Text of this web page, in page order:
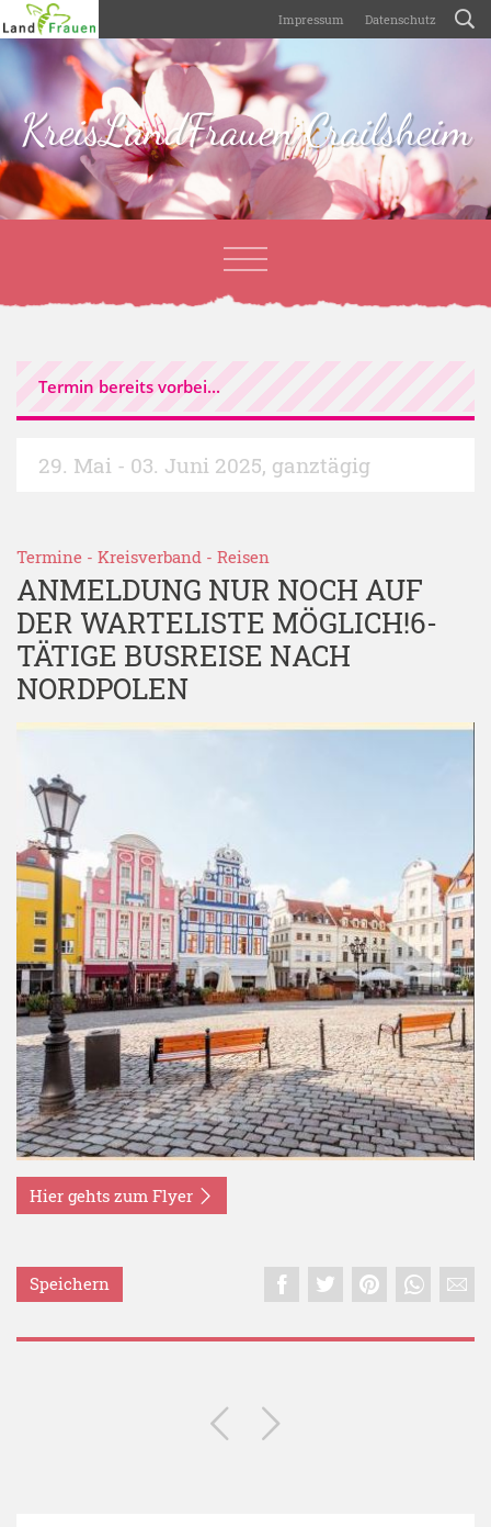
Impressum Datenschutz
KreisLandFrauen Crailsheim
Termin bereits vorbei...
29. Mai - 03. Juni 2025, ganztägig
Termine - Kreisverband - Reisen
ANMELDUNG NUR NOCH AUF
DER WARTELISTE MÖGLICH!6-
TÄTIGE BUSREISE NACH
NORDPOLEN
Hier gehts zum Flyer
Speichern